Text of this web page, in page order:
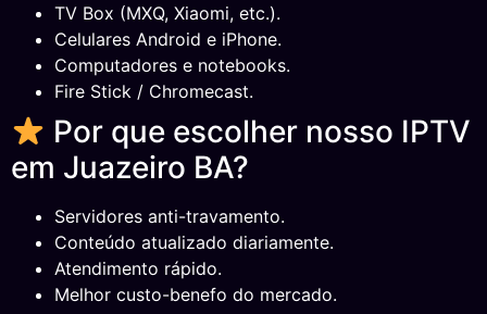
TV Box (MXQ, Xiaomi, etc.).
Celulares Android e iPhone.
Computadores e notebooks.
Fire Stick / Chromecast.
Por que escolher nosso IPTV
em Juazeiro BA?
Servidores anti-travamento.
Conteúdo atualizado diariamente.
Atendimento rápido.
Melhor custo-benefo do mercado.